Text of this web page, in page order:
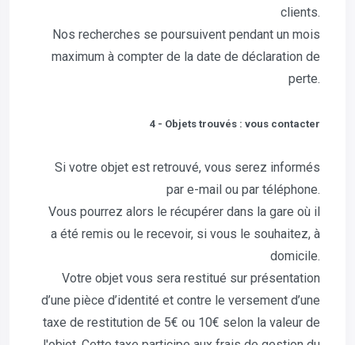
clients.
Nos recherches se poursuivent pendant un mois
maximum à compter de la date de déclaration de
perte.
4 - Objets trouvés : vous contacter
Si votre objet est retrouvé, vous serez informés
par e-mail ou par téléphone.
Vous pourrez alors le récupérer dans la gare où il
a été remis ou le recevoir, si vous le souhaitez, à
domicile.
Votre objet vous sera restitué sur présentation
d’une pièce d’identité et contre le versement d’une
taxe de restitution de 5€ ou 10€ selon la valeur de